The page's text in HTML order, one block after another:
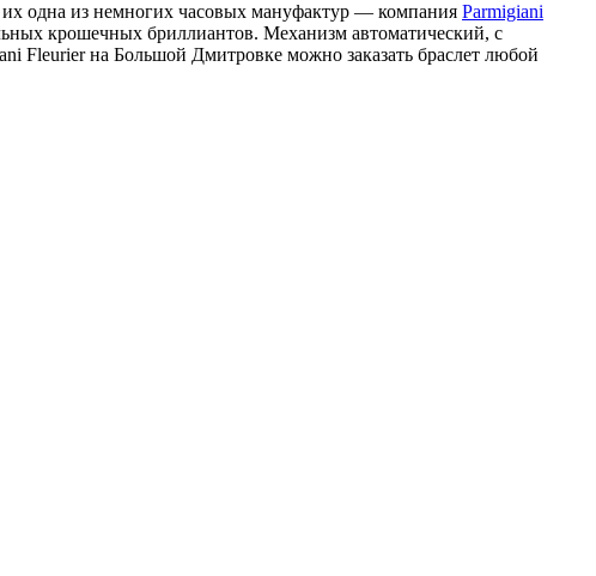
одна из немногих часовых мануфактур — компания Parmigiani
крошечных бриллиантов. Механизм автоматический, с
Fleurier на Большой Дмитровке можно заказать браслет любой